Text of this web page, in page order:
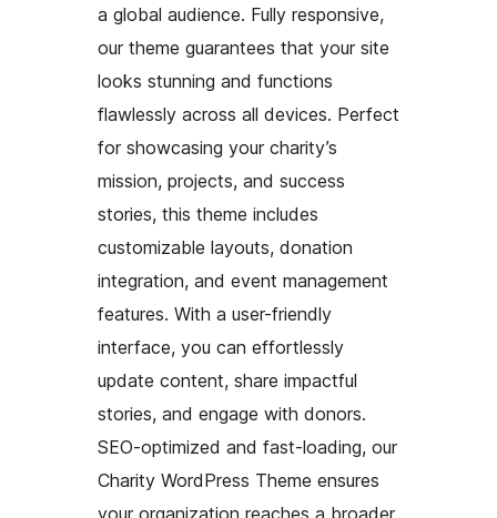
a global audience. Fully responsive,
our theme guarantees that your site
looks stunning and functions
flawlessly across all devices. Perfect
for showcasing your charity’s
mission, projects, and success
stories, this theme includes
customizable layouts, donation
integration, and event management
features. With a user-friendly
interface, you can effortlessly
update content, share impactful
stories, and engage with donors.
SEO-optimized and fast-loading, our
Charity WordPress Theme ensures
your organization reaches a broader